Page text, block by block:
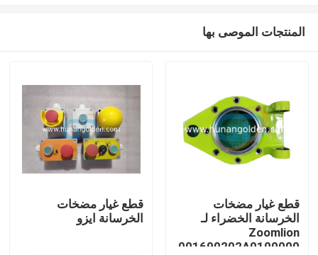
المنتجات الموصى بها
قطع غيار مضخات
الخرسانة الخضراء لـ
Zoomlion
001690202A0100000
قطع غيار مضخات
الخرسانة ايزو